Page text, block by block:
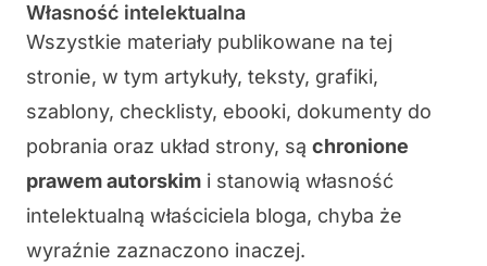
Własność intelektualna
Wszystkie materiały publikowane na tej
stronie, w tym artykuły, teksty, grafiki,
szablony, checklisty, ebooki, dokumenty do
pobrania oraz układ strony, są chronione
prawem autorskim i stanowią własność
intelektualną właściciela bloga, chyba że
wyraźnie zaznaczono inaczej.